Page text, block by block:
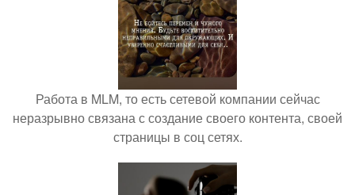
Работа в MLM, то есть сетевой компании сейчас
неразрывно связана с создание своего контента, своей
страницы в соц сетях.